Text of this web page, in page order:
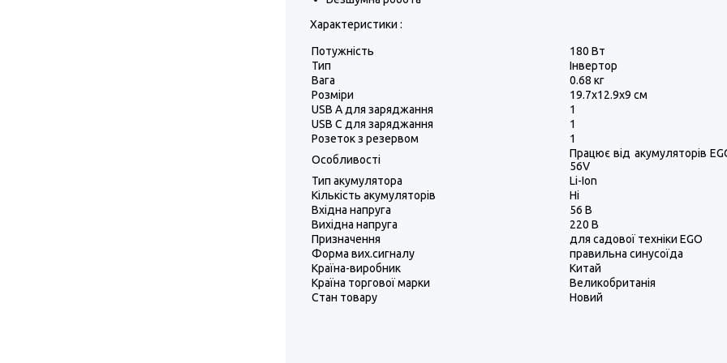
Характеристики :
Потужність
180 Вт
Тип
Інвертор
Вага
0.68 кг
Розміри
19.7x12.9x9 см
USB A для заряджання
1
USB C для заряджання
1
Розеток з резервом
1
Особливості
Працює від акумуляторів
56V
Тип акумулятора
Li-Ion
Кількість акумуляторів
Ні
Вхідна напруга
56 В
Вихідна напруга
220 В
Призначення
для садової техніки EGO
Форма вих.сигналу
правильна синусоїда
Країна-виробник
Китай
Країна торгової марки
Великобританія
Стан товару
Новий